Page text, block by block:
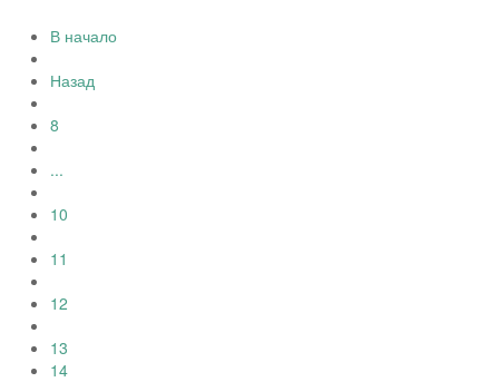
В начало
Назад
8
...
10
11
12
13
14